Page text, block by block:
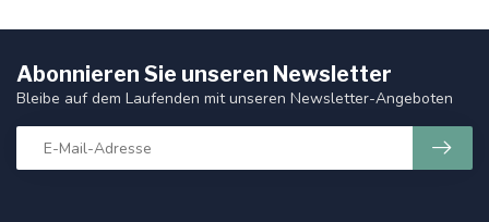
Abonnieren Sie unseren Newsletter
Bleibe auf dem Laufenden mit unseren Newsletter-Angeboten